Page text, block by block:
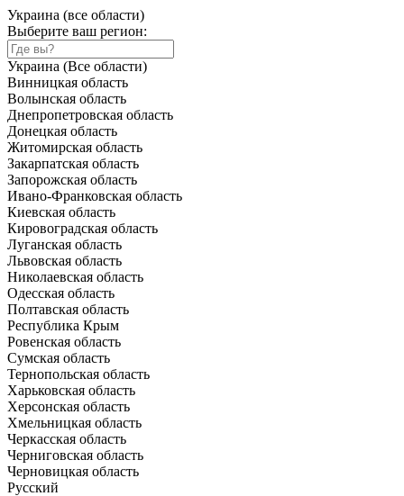
Украина (все области)
Выберите ваш регион:
Украина (Все области)
Винницкая область
Волынская область
Днепропетровская область
Донецкая область
Житомирская область
Закарпатская область
Запорожская область
Ивано-Франковская область
Киевская область
Кировоградская область
Луганская область
Львовская область
Николаевская область
Одесская область
Полтавская область
Республика Крым
Ровенская область
Сумская область
Тернопольская область
Харьковская область
Херсонская область
Хмельницкая область
Черкасская область
Черниговская область
Черновицкая область
Русский